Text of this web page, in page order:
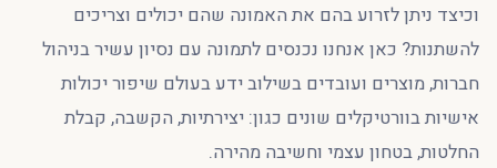
וכיצד ניתן לזרוע בהם את האמונה שהם יכולים וצריכים
להשתנות? כאן אנחנו נכנסים לתמונה עם נסיון עשיר בניהול
חברות, מוצרים ועובדים בשילוב ידע בעולם שיפור יכולות
אישיות בוורטיקלים שונים כגון: יצירתיות, הקשבה, קבלת
החלטות, בטחון עצמי וחשיבה מהירה.